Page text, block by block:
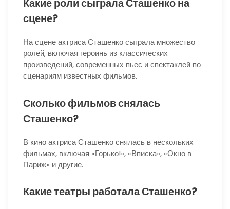
Какие роли сыграла Сташенко на
сцене?
На сцене актриса Сташенко сыграла множество
ролей, включая героинь из классических
произведений, современных пьес и спектаклей по
сценариям известных фильмов.
Сколько фильмов снялась
Сташенко?
В кино актриса Сташенко снялась в нескольких
фильмах, включая «Горько!», «Вписка», «Окно в
Париж» и другие.
Какие театры работала Сташенко?